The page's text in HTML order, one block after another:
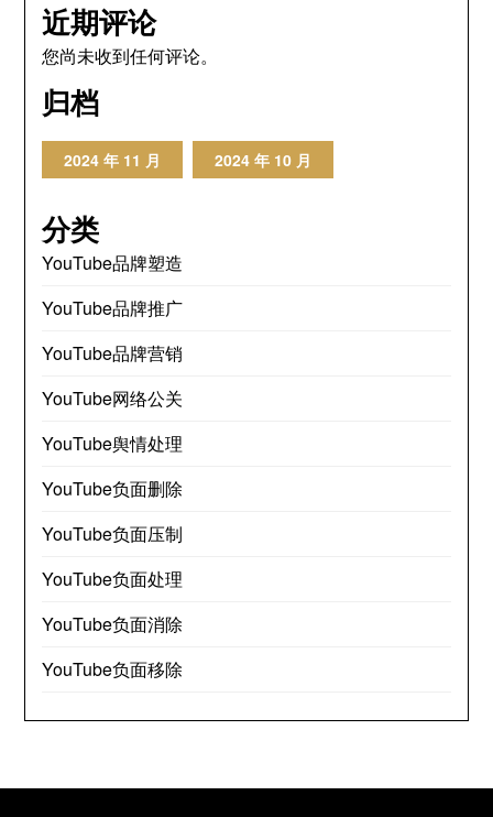
近期评论
您尚未收到任何评论。
归档
2024 年 11 月 2024 年 10 月
分类
YouTube品牌塑造
YouTube品牌推广
YouTube品牌营销
YouTube网络公关
YouTube舆情处理
YouTube负面删除
YouTube负面压制
YouTube负面处理
YouTube负面消除
YouTube负面移除